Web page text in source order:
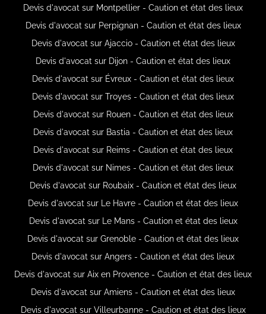
Devis d'avocat sur Montpellier - Caution et état des lieux
Devis d'avocat sur Perpignan - Caution et état des lieux
Devis d'avocat sur Ajaccio - Caution et état des lieux
Devis d'avocat sur Dijon - Caution et état des lieux
Devis d'avocat sur Évreux - Caution et état des lieux
Devis d'avocat sur Troyes - Caution et état des lieux
Devis d'avocat sur Rouen - Caution et état des lieux
Devis d'avocat sur Bastia - Caution et état des lieux
Devis d'avocat sur Reims - Caution et état des lieux
Devis d'avocat sur Nimes - Caution et état des lieux
Devis d'avocat sur Roubaix - Caution et état des lieux
Devis d'avocat sur Le Havre - Caution et état des lieux
Devis d'avocat sur Le Mans - Caution et état des lieux
Devis d'avocat sur Grenoble - Caution et état des lieux
Devis d'avocat sur Angers - Caution et état des lieux
Devis d'avocat sur Aix en Provence - Caution et état des lieux
Devis d'avocat sur Amiens - Caution et état des lieux
Devis d'avocat sur Villeurbanne - Caution et état des lieux